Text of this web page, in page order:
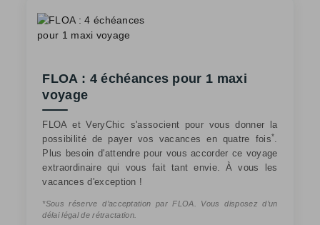
FLOA : 4 échéances pour 1 maxi
voyage
FLOA et VeryChic s'associent pour vous donner la
possibilité de payer vos vacances en quatre fois*.
Plus besoin d'attendre pour vous accorder ce voyage
extraordinaire qui vous fait tant envie. À vous les
vacances d'exception !
*Sous réserve d’acceptation par FLOA. Vous disposez d’un
délai légal de rétractation.